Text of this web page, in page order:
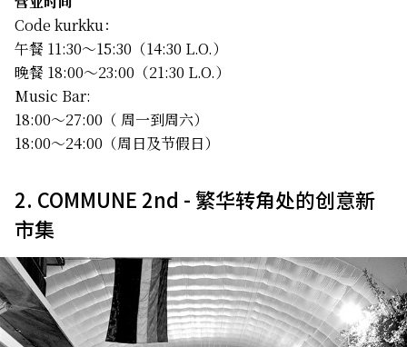
Code kurkku：
午餐 11:30～15:30（14:30 L.O.）
晚餐 18:00～23:00（21:30 L.O.）
Music Bar:
18:00～27:00（ 周一到周六）
18:00～24:00（周日及节假日）
2. COMMUNE 2nd - 繁华转角处的创意新
市集